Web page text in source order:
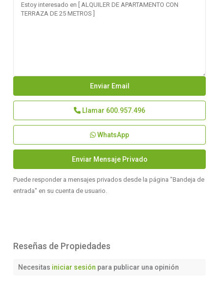
Llamar 600.957.496
WhatsApp
Puede responder a mensajes privados desde la página "Bandeja de
entrada" en su cuenta de usuario.
Reseñas de Propiedades
Necesitas iniciar sesión para publicar una opinión